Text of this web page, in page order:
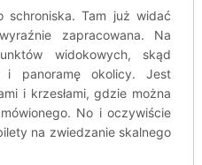
schroniska. Tam już widać
zapracowana. Na
widokowych, skąd
i panoramę okolicy. Jest
i krzesłami, gdzie można
No i oczywiście
na zwiedzanie skalnego